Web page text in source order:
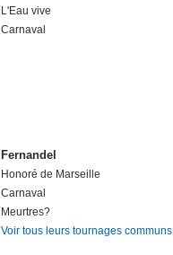
L'Eau vive
Carnaval
Fernandel
Honoré de Marseille
Carnaval
Meurtres?
Voir tous leurs tournages communs